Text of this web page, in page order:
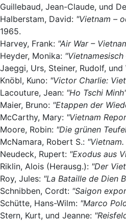
Guillebaud, Jean-Claude, und
Halberstam, David: "Vietnam –
1965.
Harvey, Frank: "Air War –
Heyder, Monika: "Vietnamesisch
Jaeggi, Urs, Steiner, Rudolf, und
Knöbl, Kuno: "Victor Charlie:
Lacouture, Jean: "Ho Tschi
Maier, Bruno: "Etappen der
McCarthy, Mary: "Vietnam
Moore, Robin: "Die grünen
McNamara, Robert S.:
Neudeck, Rupert: "Exodus aus
Riklin, Alois (Herausg.): "Der
Roy, Jules: "La Bataille de Dien
Schnibben, Cordt: "Saigon
Schütte, Hans-Wilm: "Marco
Stern, Kurt, und Jeanne: